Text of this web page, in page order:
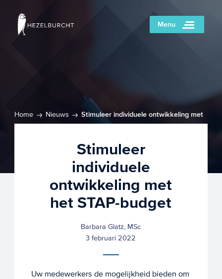
Menu
Home Nieuws
Stimuleer individuele ontwikkeling met
Stimuleer
individuele
ontwikkeling met
het STAP-budget
Barbara Glatz, MSc
3 februari 2022
Uw medewerkers de mogelijkheid bieden om